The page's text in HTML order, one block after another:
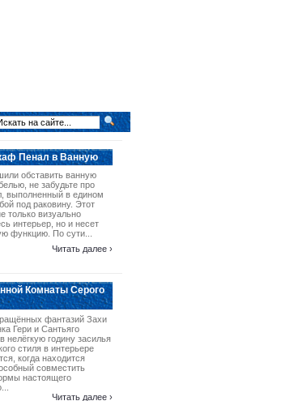
Пенал в Ванную
обставить ванную
не забудьте про
выполненный в едином
под раковину. Этот
только визуально
интерьер, но и несет
функцию. По сути...
Читать далее ›
Комнаты Серого
фантазий Захи
Гери и Сантьяго
нелёгкую годину засилья
стиля в интерьере
когда находится
совместить
настоящего
Читать далее ›